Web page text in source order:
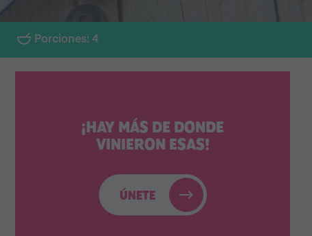
Porciones: 4
¡HAY MÁS DE DONDE
VINIERON ESAS!
ÚNETE